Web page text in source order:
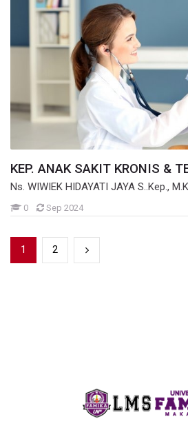
KEP. ANAK SAKIT KRONIS &
Ns. WIWIEK HIDAYATI JAYA S..Kep.,
0Mahasiswa
Sep 2024
1 2